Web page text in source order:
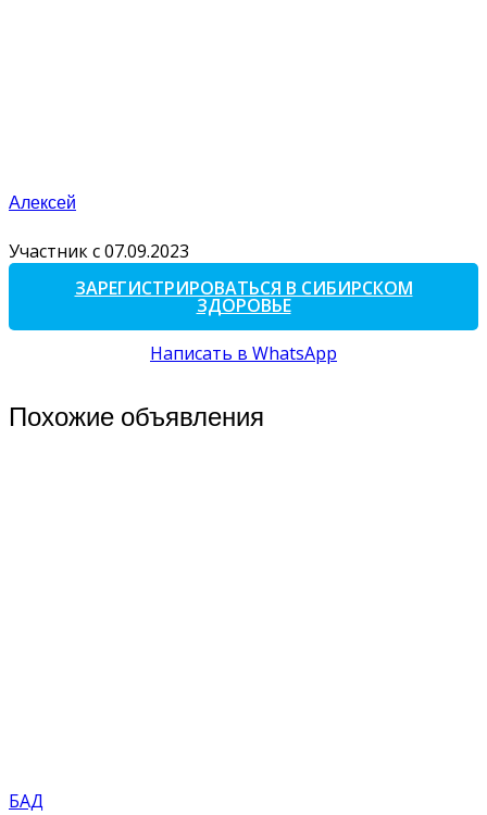
Алексей
Участник с 07.09.2023
ЗАРЕГИСТРИРОВАТЬСЯ В СИБИРСКОМ
ЗДОРОВЬЕ
Написать в WhatsApp
Похожие объявления
БАД